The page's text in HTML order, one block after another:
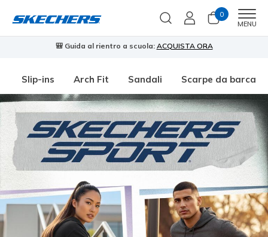
0
MENU
🎒 Guida al rientro a scuola: ACQUISTA ORA
Slip-ins Arch Fit Sandali Scarpe da barca